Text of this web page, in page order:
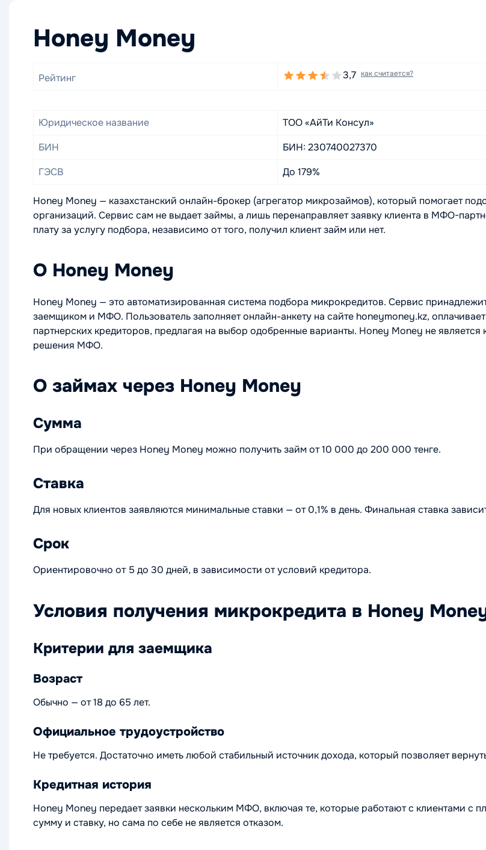
Honey Money
Рейтинг 3,7 как считается?
Юридическое название
ТОО «АйТи Консул»
БИН
БИН: 230740027370
ГЭСВ
До 179%
Honey Money — казахстанский онлайн-брокер (агрегатор микрозаймов), который помогает
организаций. Сервис сам не выдает займы, а лишь перенаправляет заявку клиента в МФО-
плату за услугу подбора, независимо от того, получил клиент займ или нет.
О Honey Money
Honey Money — это автоматизированная система подбора микрокредитов. Сервис
заемщиком и МФО. Пользователь заполняет онлайн-анкету на сайте honeymoney.kz,
партнерских кредиторов, предлагая на выбор одобренные варианты. Honey Money не
решения МФО.
О займах через Honey Money
Сумма
При обращении через Honey Money можно получить займ от 10 000 до 200 000 тенге.
Ставка
Для новых клиентов заявляются минимальные ставки — от 0,1% в день. Финальная ставка
Срок
Ориентировочно от 5 до 30 дней, в зависимости от условий кредитора.
Условия получения микрокредита в Honey
Критерии для заемщика
Возраст
Обычно — от 18 до 65 лет.
Официальное трудоустройство
Не требуется. Достаточно иметь любой стабильный источник дохода, который позволяет
Кредитная история
Honey Money передает заявки нескольким МФО, включая те, которые работают с клиентами с
сумму и ставку, но сама по себе не является отказом.